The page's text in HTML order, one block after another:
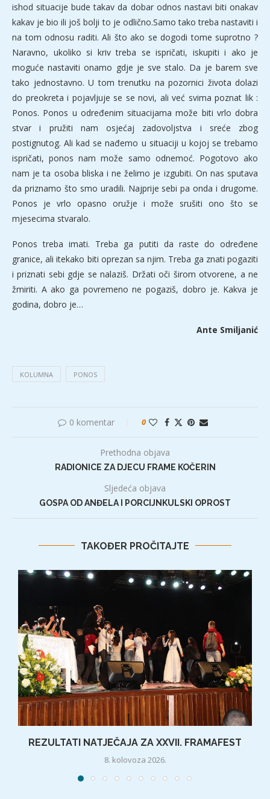
ishod situacije bude takav da dobar odnos nastavi biti onakav
kakav je bio ili još bolji to je odlično.Samo tako treba nastaviti i
na tom odnosu raditi. Ali što ako se dogodi tome suprotno ?
Naravno, ukoliko si kriv treba se ispričati, iskupiti i ako je
moguće nastaviti onamo gdje je sve stalo. Da je barem sve
tako jednostavno. U tom trenutku na pozornici života dolazi
do preokreta i pojavljuje se se novi, ali već svima poznat lik :
Ponos. Ponos u određenim situacijama može biti vrlo dobra
stvar i pružiti nam osjećaj zadovoljstva i sreće zbog
postignutog. Ali kad se nađemo u situaciji u kojoj se trebamo
ispričati, ponos nam može samo odnemoć. Pogotovo ako
nam je ta osoba bliska i ne želimo je izgubiti. On nas sputava
da priznamo što smo uradili. Najprije sebi pa onda i drugome.
Ponos je vrlo opasno oružje i može srušiti ono što se
mjesecima stvaralo.
Ponos treba imati. Treba ga putiti da raste do određene
granice, ali itekako biti oprezan sa njim. Treba ga znati pogaziti
i priznati sebi gdje se nalaziš. Držati oči širom otvorene, a ne
žmiriti. A ako ga povremeno ne pogaziš, dobro je. Kakva je
godina, dobro je…
Ante Smiljanić
KOLUMNA PONOS
0 komentar 0
Prethodna objava
RADIONICE ZA DJECU FRAME KOČERIN
Sljedeća objava
GOSPA OD ANĐELA I PORCIJNKULSKI OPROST
TAKOĐER PROČITAJTE
REZULTATI NATJEČAJA ZA XXVII. FRAMAFEST
8. kolovoza 2026.